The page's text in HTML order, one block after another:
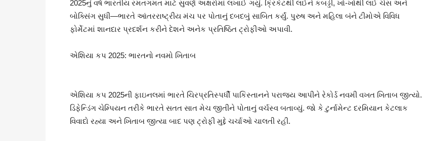
2025નું વર્ષ ભારતીય રમતગમત માટે સુવર્ણ અક્ષરોમાં લખાઈ ગયું. ક્રિકેટથી લઈને કબડ્ડી, ખો-ખોથી લઈ ચેસ અને
બોક્સિંગ સુધી—ભારતે આંતરરાષ્ટ્રીય મંચ પર પોતાનું દબદબું સાબિત કર્યું. પુરુષ અને મહિલા બંને ટીમોએ વિવિધ
ફોર્મેટમાં શાનદાર પ્રદર્શન કરીને દેશને અનેક પ્રતિષ્ઠિત ટ્રોફીઓ અપાવી.
એશિયા કપ 2025: ભારતનો નવમો ખિતાબ
એશિયા કપ 2025ની ફાઇનલમાં ભારતે ચિરપ્રતિસ્પર્ધી પાકિસ્તાનને પરાજય આપીને રેકોર્ડ નવમી વખત ખિતાબ જીત્યો.
ડિફેન્ડિંગ ચેમ્પિયન તરીકે ભારતે સતત સાત મેચ જીતીને પોતાનું વર્ચસ્વ બતાવ્યું. જો કે ટુર્નામેન્ટ દરમિયાન કેટલાક
વિવાદો રહ્યા અને ખિતાબ જીત્યા બાદ પણ ટ્રોફી મુદ્દે ચર્ચાઓ ચાલતી રહી.